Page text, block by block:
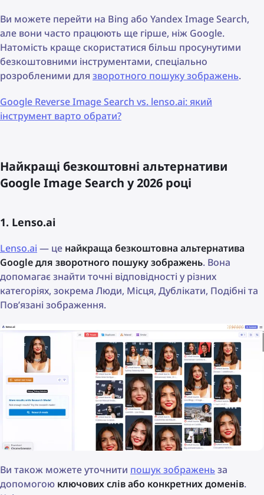
Ви можете перейти на Bing або Yandex Image Search,
але вони часто працюють ще гірше, ніж Google.
Натомість краще скористатися більш просунутими
безкоштовними інструментами, спеціально
розробленими для зворотного пошуку зображень.
Google Reverse Image Search vs. lenso.ai: який
інструмент варто обрати?
Найкращі безкоштовні альтернативи
Google Image Search у 2026 році
1. Lenso.ai
Lenso.ai — це найкраща безкоштовна альтернатива
Google для зворотного пошуку зображень. Вона
допомагає знайти точні відповідності у різних
категоріях, зокрема Люди, Місця, Дублікати, Подібні та
Пов’язані зображення.
Ви також можете уточнити пошук зображеньза
допомогою ключових слів або конкретних доменів.